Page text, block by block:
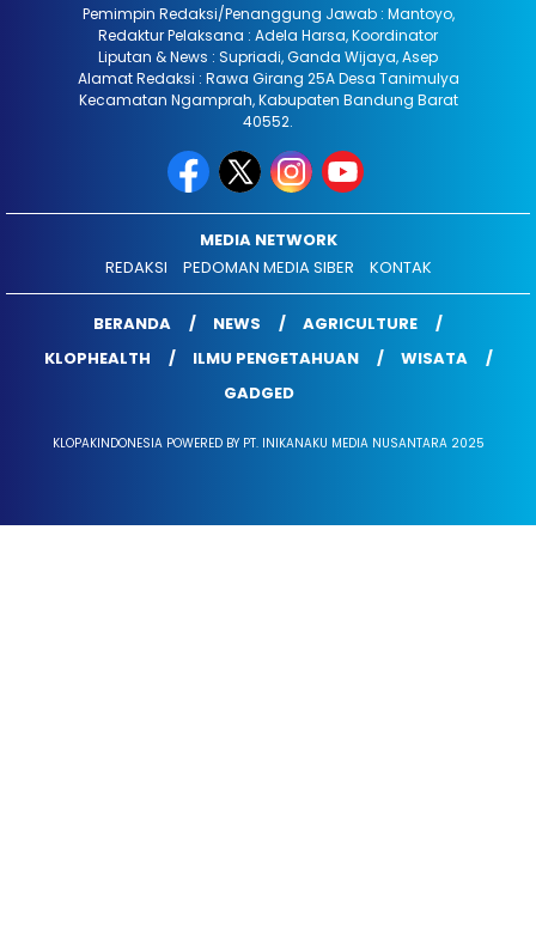
Pemimpin Redaksi/Penanggung Jawab : Mantoyo,
Redaktur Pelaksana : Adela Harsa, Koordinator
Liputan & News : Supriadi, Ganda Wijaya, Asep
Alamat Redaksi : Rawa Girang 25A Desa Tanimulya
Kecamatan Ngamprah, Kabupaten Bandung Barat
40552.
MEDIA NETWORK
REDAKSI
PEDOMAN MEDIA SIBER KONTAK
BERANDA NEWS
AGRICULTURE
KLOPHEALTH
ILMU PENGETAHUAN
WISATA
GADGED
KLOPAKINDONESIA POWERED BY PT. INIKANAKU MEDIA NUSANTARA 2025